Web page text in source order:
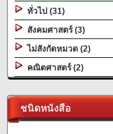
ทั่วไป (31)
สังคมศาสตร์ (3)
ไม่สังกัดหมวด (2)
คณิตศาสตร์ (2)
ชนิดหนังสือ